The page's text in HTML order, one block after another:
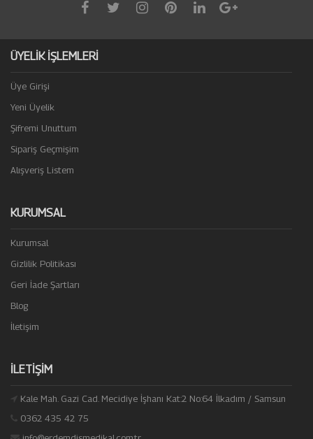
ÜYELİK İŞLEMLERİ
Üye Girişi
Yeni Üyelik
Şifremi Unuttum
Sipariş Geçmişim
Alışveriş Listem
KURUMSAL
Kurumsal
Gizlilik Politikası
Geri İade Şartları
Blog
İletişim
İLETIŞIM
Kale Mah. Gazi Cad. Mecidiye İşhanı Kat:2 No:64 İlkadım / Samsun
0362 435 42 75